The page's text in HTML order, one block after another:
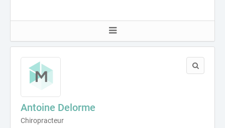
Antoine Delorme
Chiropracteur